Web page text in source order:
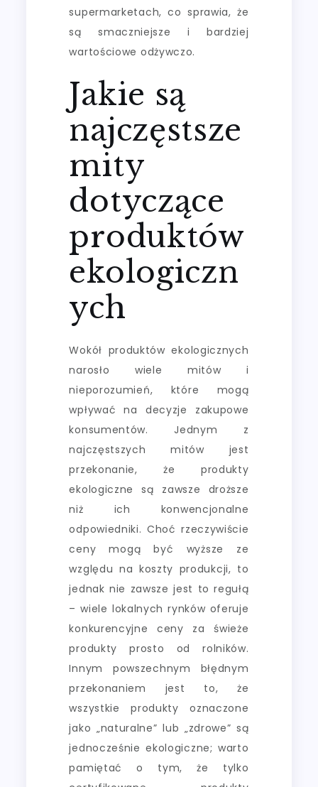
supermarketach, co sprawia, że
są smaczniejsze i bardziej
wartościowe odżywczo.
Jakie są
najczęstsze
mity
dotyczące
produktów
ekologiczn
ych
Wokół produktów ekologicznych
narosło wiele mitów i
nieporozumień, które mogą
wpływać na decyzje zakupowe
konsumentów. Jednym z
najczęstszych mitów jest
przekonanie, że produkty
ekologiczne są zawsze droższe
niż ich konwencjonalne
odpowiedniki. Choć rzeczywiście
ceny mogą być wyższe ze
względu na koszty produkcji, to
jednak nie zawsze jest to regułą
– wiele lokalnych rynków oferuje
konkurencyjne ceny za świeże
produkty prosto od rolników.
Innym powszechnym błędnym
przekonaniem jest to, że
wszystkie produkty oznaczone
jako „naturalne” lub „zdrowe” są
jednocześnie ekologiczne; warto
pamiętać o tym, że tylko